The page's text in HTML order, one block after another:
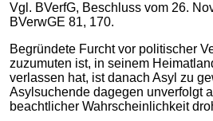
Vgl. BVerfG, Beschluss vom 26.
BVerwGE 81, 170.
Begründete Furcht vor politischer
zuzumuten ist, in seinem
verlassen hat, ist danach Asyl zu
Asylsuchende dagegen unverfolgt
beachtlicher Wahrscheinlichkeit